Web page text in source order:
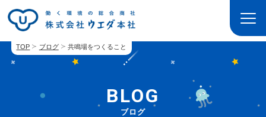
TOP ブログ 共鳴場をつくること
BLOG
ブログ